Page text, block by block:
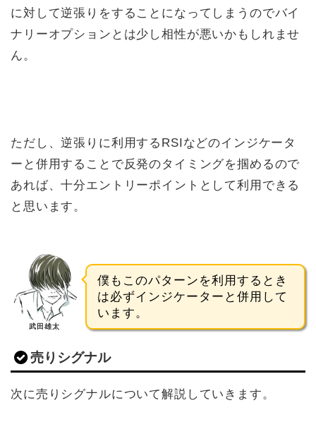
に対して逆張りをすることになってしまうのでバイ
ナリーオプションとは少し相性が悪いかもしれませ
ん。
ただし、逆張りに利用するRSIなどのインジケータ
ーと併用することで反発のタイミングを掴めるので
あれば、十分エントリーポイントとして利用できる
と思います。
武田雄太
僕もこのパターンを利用するとき
は必ずインジケーターと併用して
います。
売りシグナル
次に売りシグナルについて解説していきます。